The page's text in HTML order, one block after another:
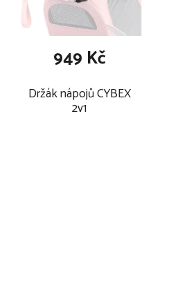
Držák nápojů CYBEX
2v1
949 Kč